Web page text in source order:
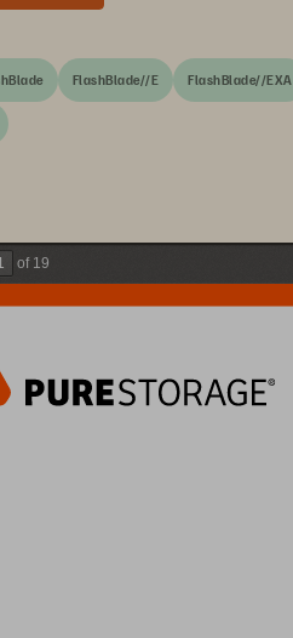
FlashBlade//E FlashBlade//EXA
of 19